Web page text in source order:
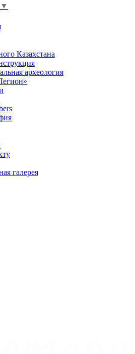
▼
Казахстана
археология
галерея